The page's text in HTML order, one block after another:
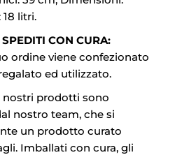
18 litri.
CON CURA:
ordine viene confezionato
ed utilizzato.
nostri prodotti sono
nostro team, che si
un prodotto curato
Imballati con cura, gli